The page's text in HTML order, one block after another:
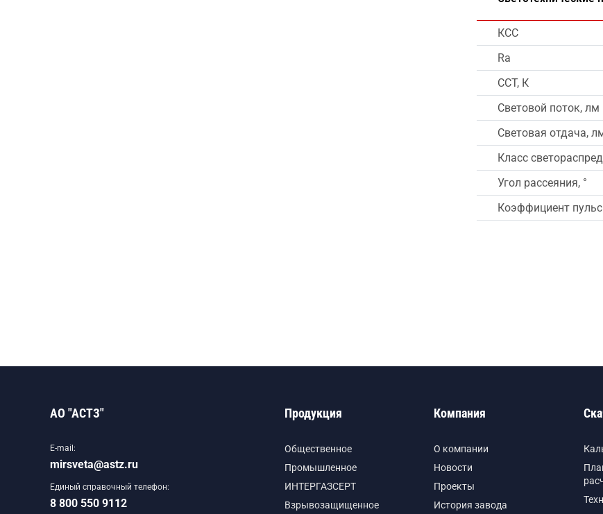
КСС
Ra
CCT, К
Световой поток, лм
Световая отдача,
Класс
Угол рассеяния, °
Коэффициент
АО "АСТЗ"
E-mail:
mirsveta@astz.ru
Единый справочный телефон:
8 800 550 9112
Продукция
Общественное
Промышленное
ИНТЕРГАЗСЕРТ
Взрывозащищенное
Компания
О компании
Новости
Проекты
История завода